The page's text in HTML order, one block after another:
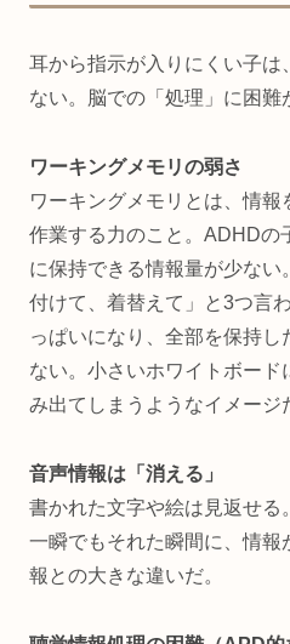
耳から指示が入りにくい子は
ない。脳での「処理」に困難
ワーキングメモリの弱さ
ワーキングメモリとは、情
作業する力のこと。ADHDの
に保持できる情報量が少な
付けて、着替えて」と3つ言
っぱいになり、全部を保持し
ない。小さいホワイトボード
み出てしまうようなイメージ
音声情報は「消える」
書かれた文字や絵は見返せ
一瞬でもそれた瞬間に、情
報との大きな違いだ。